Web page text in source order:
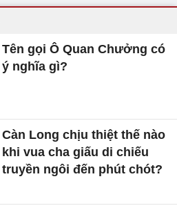
Tên gọi Ô Quan Chưởng có
ý nghĩa gì?
Càn Long chịu thiệt thế nào
khi vua cha giấu di chiếu
truyền ngôi đến phút chót?